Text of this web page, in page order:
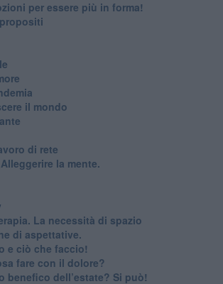
per essere più in forma!
il mondo
di rete
la mente.
La necessità di spazio
di aspettative.
e ciò che faccio!
fare con il dolore?
benefico dell’estate? Si può!